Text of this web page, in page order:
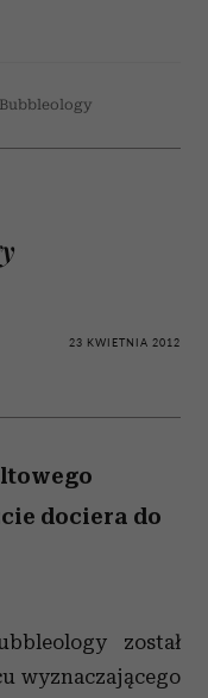
23 KWIETNIA 2012
dociera do
został
wyznaczającego